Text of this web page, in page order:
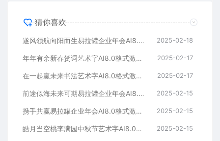
猜你喜欢
遂风领航向阳而生易拉罐企业年会AI8.0格式激光打标文件通用矢量图 2025-02-18
年年有余新春贺词艺术字AI8.0格式激光打标文件通用矢量图 2025-02-17
在一起赢未来书法艺术字AI8.0格式激光打标文件通用矢量图 2025-02-17
前途似海未来可期易拉罐企业年会AI8.0格式激光打标文件通用矢量图 2025-02-15
携手共赢易拉罐企业年会AI8.0格式激光打标文件通用矢量图 2025-02-15
皓月当空桃李满园中秋节艺术字AI8.0格式激光打标文件通用矢量图 2025-02-15